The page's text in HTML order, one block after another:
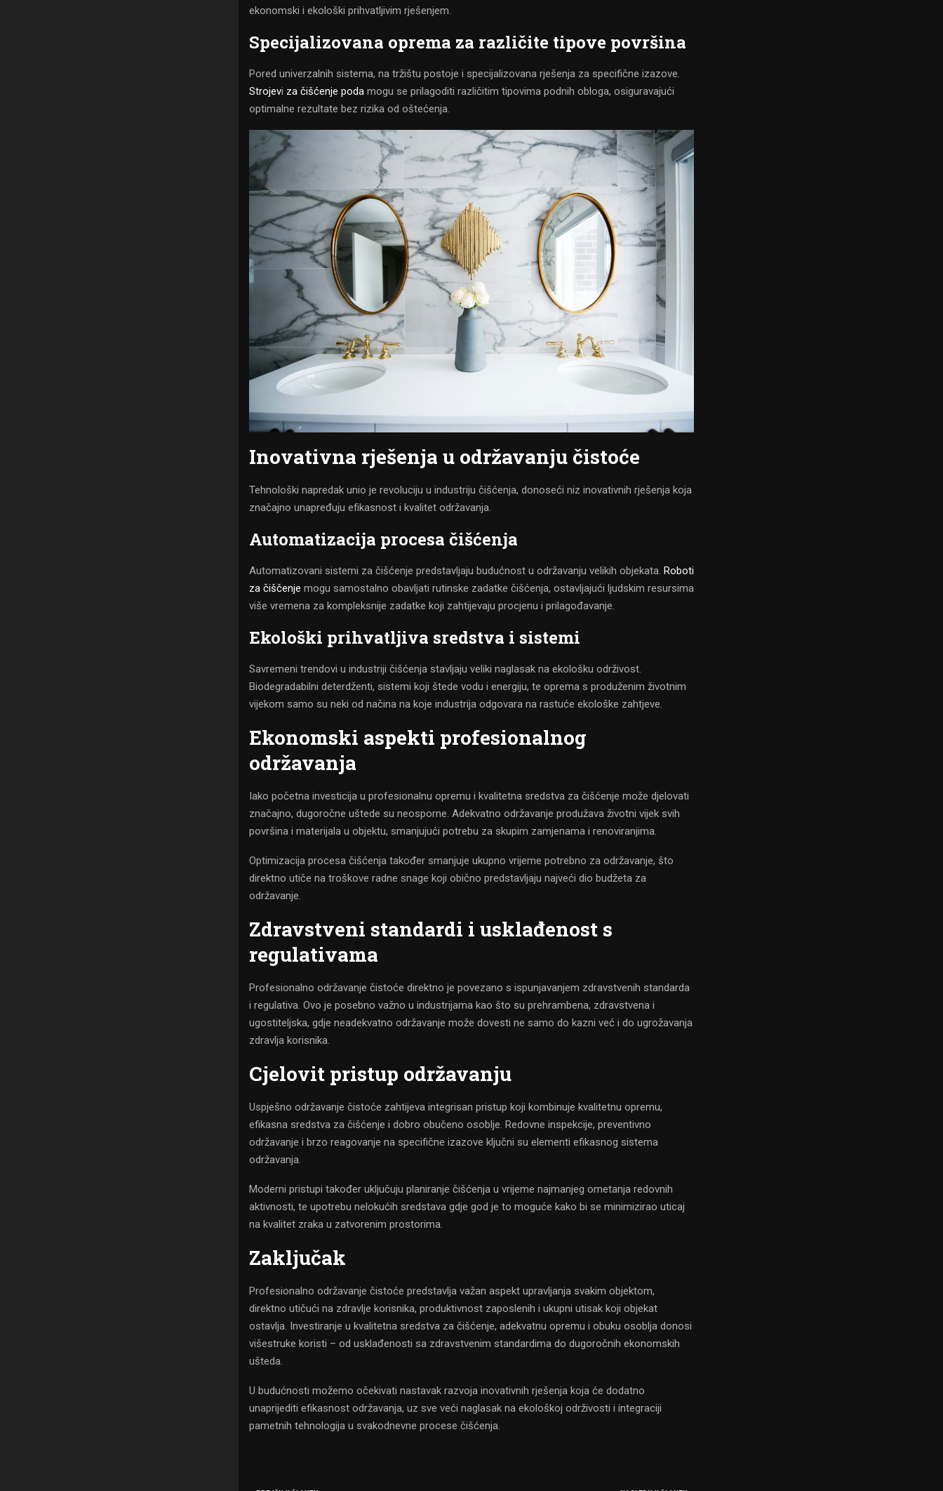
ekonomski i ekološki prihvatljivim rješenjem.
Specijalizovana oprema za različite tipove površina
Pored univerzalnih sistema, na tržištu postoje i specijalizovana rješenja za specifične izazove.
Strojevi za čišćenje poda mogu se prilagoditi različitim tipovima podnih obloga, osiguravajući
optimalne rezultate bez rizika od oštećenja.
Inovativna rješenja u održavanju čistoće
Tehnološki napredak unio je revoluciju u industriju čišćenja, donoseći niz inovativnih rješenja koja
značajno unapređuju efikasnost i kvalitet održavanja.
Automatizacija procesa čišćenja
Automatizovani sistemi za čišćenje predstavljaju budućnost u održavanju velikih objekata. Roboti
za čiščenje mogu samostalno obavljati rutinske zadatke čišćenja, ostavljajući ljudskim resursima
više vremena za kompleksnije zadatke koji zahtijevaju procjenu i prilagođavanje.
Ekološki prihvatljiva sredstva i sistemi
Savremeni trendovi u industriji čišćenja stavljaju veliki naglasak na ekološku održivost.
Biodegradabilni deterdženti, sistemi koji štede vodu i energiju, te oprema s produženim životnim
vijekom samo su neki od načina na koje industrija odgovara na rastuće ekološke zahtjeve.
Ekonomski aspekti profesionalnog
održavanja
Iako početna investicija u profesionalnu opremu i kvalitetna sredstva za čišćenje može djelovati
značajno, dugoročne uštede su neosporne. Adekvatno održavanje produžava životni vijek svih
površina i materijala u objektu, smanjujući potrebu za skupim zamjenama i renoviranjima.
Optimizacija procesa čišćenja također smanjuje ukupno vrijeme potrebno za održavanje, što
direktno utiče na troškove radne snage koji obično predstavljaju najveći dio budžeta za
održavanje.
Zdravstveni standardi i usklađenost s
regulativama
Profesionalno održavanje čistoće direktno je povezano s ispunjavanjem zdravstvenih standarda
i regulativa. Ovo je posebno važno u industrijama kao što su prehrambena, zdravstvena i
ugostiteljska, gdje neadekvatno održavanje može dovesti ne samo do kazni već i do ugrožavanja
zdravlja korisnika.
Cjelovit pristup održavanju
Uspješno održavanje čistoće zahtijeva integrisan pristup koji kombinuje kvalitetnu opremu,
efikasna sredstva za čišćenje i dobro obučeno osoblje. Redovne inspekcije, preventivno
održavanje i brzo reagovanje na specifične izazove ključni su elementi efikasnog sistema
održavanja.
Moderni pristupi također uključuju planiranje čišćenja u vrijeme najmanjeg ometanja redovnih
aktivnosti, te upotrebu nelokućih sredstava gdje god je to moguće kako bi se minimizirao uticaj
na kvalitet zraka u zatvorenim prostorima.
Zaključak
Profesionalno održavanje čistoće predstavlja važan aspekt upravljanja svakim objektom,
direktno utičući na zdravlje korisnika, produktivnost zaposlenih i ukupni utisak koji objekat
ostavlja. Investiranje u kvalitetna sredstva za čišćenje, adekvatnu opremu i obuku osoblja donosi
višestruke koristi – od usklađenosti sa zdravstvenim standardima do dugoročnih ekonomskih
ušteda.
U budućnosti možemo očekivati nastavak razvoja inovativnih rješenja koja će dodatno
unaprijediti efikasnost održavanja, uz sve veći naglasak na ekološkoj održivosti i integraciji
pametnih tehnologija u svakodnevne procese čišćenja.